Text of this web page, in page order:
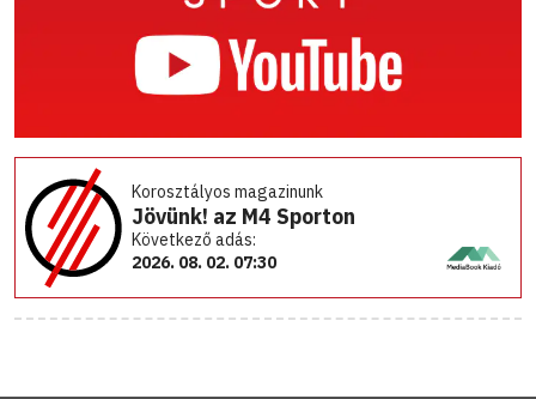
Korosztályos magazinunk
Jövünk! az M4 Sporton
Következő adás:
2026. 08. 02. 07:30